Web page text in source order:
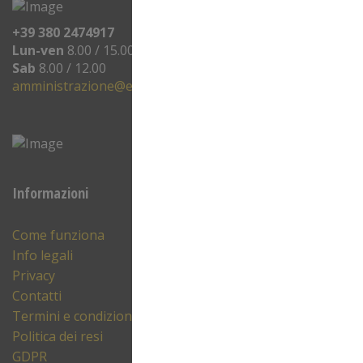
+39 380 2474917
Lun-ven 8.00 / 15.00
Sab 8.00 / 12.00
amministrazione@eprinting.it
Informazioni
Come funziona
Info legali
Privacy
Contatti
Termini e condizioni
Politica dei resi
GDPR